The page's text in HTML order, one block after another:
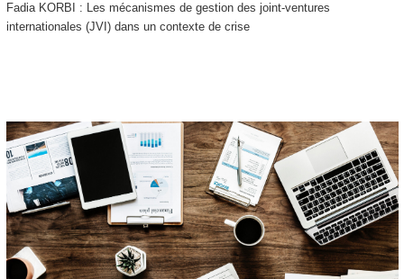
Fadia KORBI : Les mécanismes de gestion des joint-ventures
internationales (JVI) dans un contexte de crise